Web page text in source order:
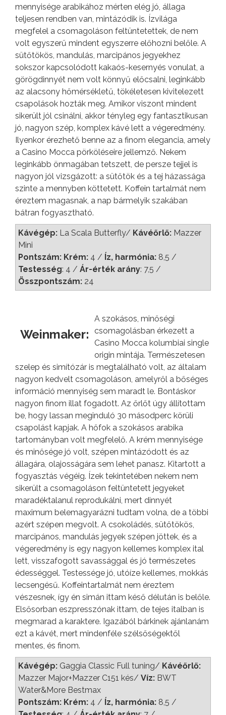
mennyisége arabikához mérten elég jó, állaga
teljesen rendben van, mintázódik is. Ízvilága
megfelel a csomagoláson feltüntetettek, de nem
volt egyszerű mindent egyszerre előhozni belőle. A
sütőtökös, mandulás, marcipános jegyekhez
sokszor kapcsolódott kakaós-kesernyés vonulat, a
görögdinnyét nem volt könnyű előcsalni, leginkább
az alacsony hőmérsékletű, tökéletesen kivitelezett
csapolások hozták meg. Amikor viszont mindent
sikerült jól csinálni, akkor tényleg egy fantasztikusan
jó, nagyon szép, komplex kávé lett a végeredmény.
Ilyenkor érezhető benne az a finom elegancia, amely
a Casino Mocca pörköléseire jellemző. Nekem
leginkább önmagában tetszett, de persze tejjel is
nagyon jól vizsgázott: a sütőtök és a tej házassága
szinte a mennyben köttetett. Koffein tartalmát nem
éreztem magasnak, a nap bármelyik szakában
bátran fogyasztható.
Kávégép: La Scala Butterfly/ Kávéőrlő: Mazzer
Mini
Pontszám: Krém: 4 / Íz, harmónia: 8,5 /
Testesség: 4 / Ár-érték arány: 7,5 /
Összpontszám: 24
Weinmaker:
A szokásos, minőségi
csomagolásban érkezett a
Casino Mocca kolumbiai single
origin mintája. Természetesen
szelep és simítózár is megtalálható volt, az általam
nagyon kedvelt csomagoláson, amelyről a bőséges
információ mennyiség sem maradt le. Bontáskor
nagyon finom illat fogadott. Az őrlőt úgy állítottam
be, hogy lassan meginduló 30 másodperc körüli
csapolást kapjak. A hőfok a szokásos arabika
tartományban volt megfelelő. A krém mennyisége
és minősége jó volt, szépen mintázódott és az
állagára, olajosságára sem lehet panasz. Kitartott a
fogyasztás végéig. Ízek tekintetében nekem nem
sikerült a csomagoláson feltüntetett jegyeket
maradéktalanul reprodukálni, mert dinnyét
maximum belemagyarázni tudtam volna, de a többi
azért szépen megvolt. A csokoládés, sütőtökös,
marcipános, mandulás jegyek szépen jöttek, és a
végeredmény is egy nagyon kellemes komplex ital
lett, visszafogott savassággal és jó természetes
édességgel. Testessége jó, utóíze kellemes, mokkás
lecsengésű. Koffeintartalmát nem éreztem
vészesnek, így én simán ittam késő délután is belőle.
Elsősorban eszpresszónak ittam, de tejes italban is
megmarad a karaktere. Igazából bárkinek ajánlanám
ezt a kávét, mert mindenféle szélsőségektől
mentes, és finom.
Kávégép: Gaggia Classic Full tuning/ Kávéőrlő:
Mazzer Major+Mazzer C151 kés/ Víz: BWT
Water&More Bestmax
Pontszám: Krém: 4 / Íz, harmónia: 8,5 /